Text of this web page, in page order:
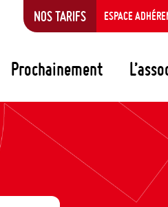
Prochainement
NOS TARIFS ESPACE